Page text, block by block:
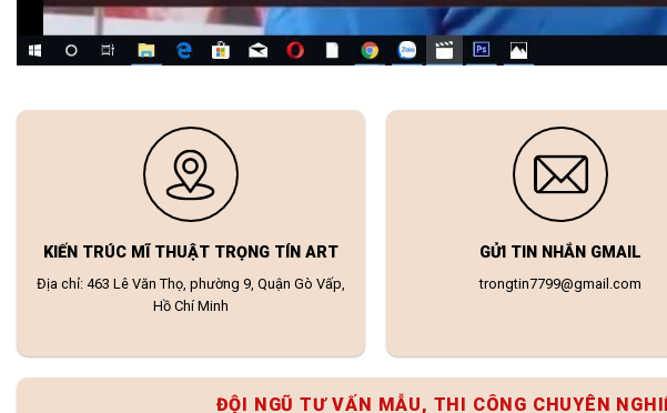
KIẾN TRÚC MĨ THUẬT TRỌNG TÍN ART
Địa chỉ: 463 Lê Văn Thọ, phường 9, Quận Gò Vấp,
Hồ Chí Minh
GỬI TIN NHẮN GMAIL
trongtin7799@gmail.com
ĐỘI NGŨ TƯ VẤN MẪU, THI CÔNG CHUYÊN